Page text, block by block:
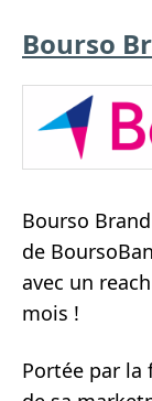
Bourso
Bourso
de
avec un
mois !
Portée par la